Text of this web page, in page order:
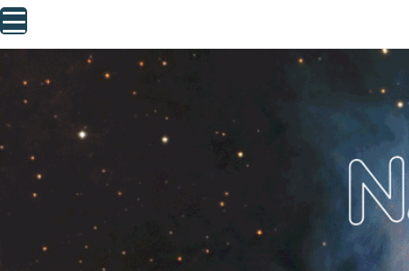
Skip
to
content